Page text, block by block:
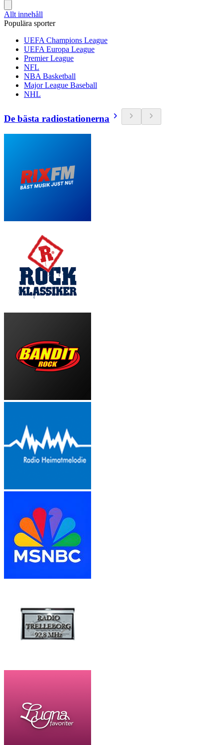
Allt innehåll
Populära sporter
UEFA Champions League
UEFA Europa League
Premier League
NFL
NBA Basketball
Major League Baseball
NHL
De bästa radiostationerna